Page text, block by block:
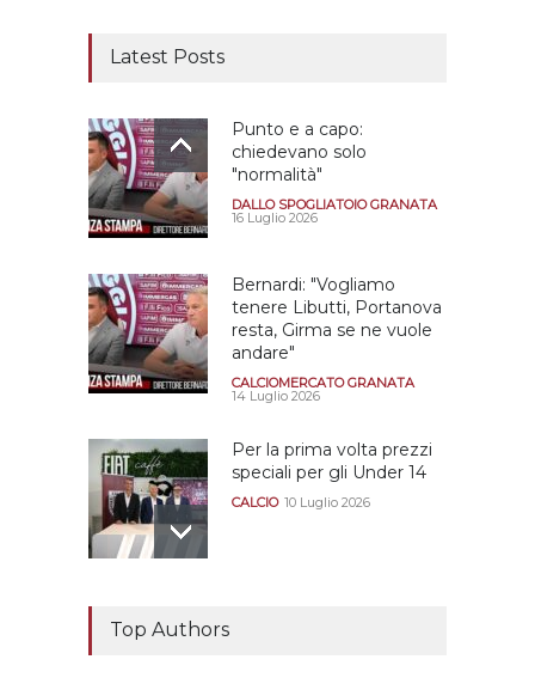
Latest Posts
Punto e a capo:
chiedevano solo
"normalità"
DALLO SPOGLIATOIO GRANATA
16 Luglio 2026
Bernardi: "Vogliamo
tenere Libutti, Portanova
resta, Girma se ne vuole
andare"
CALCIOMERCATO GRANATA
14 Luglio 2026
Per la prima volta prezzi
speciali per gli Under 14
CALCIO 10 Luglio 2026
Top Authors